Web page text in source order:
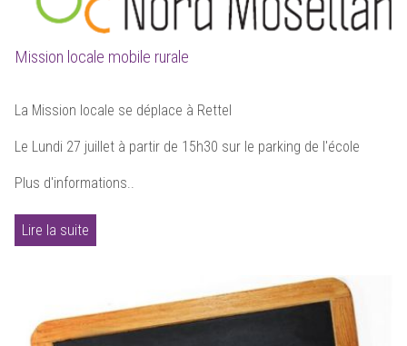
Mission locale mobile rurale
La Mission locale se déplace à Rettel
Le Lundi 27 juillet à partir de 15h30 sur le parking de l'école
Plus d'informations..
Lire la suite